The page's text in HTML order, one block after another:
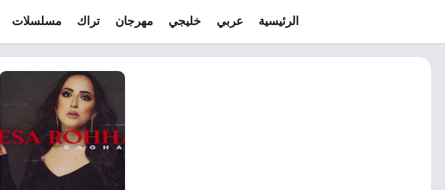
الرئيسية عربي خليجي مهرجان تراك مسلسلات